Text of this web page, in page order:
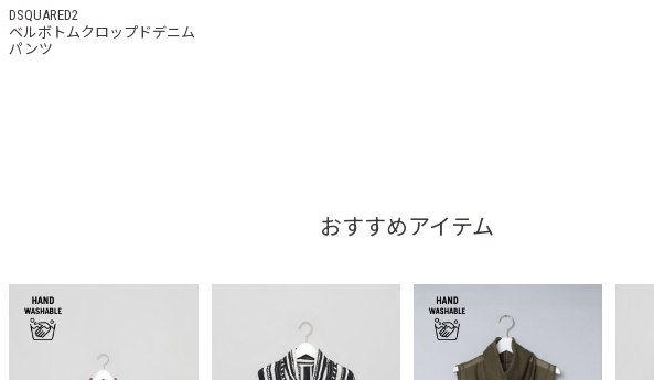
DSQUARED2
ベルボトムクロップドデニム
パンツ
おすすめアイテム